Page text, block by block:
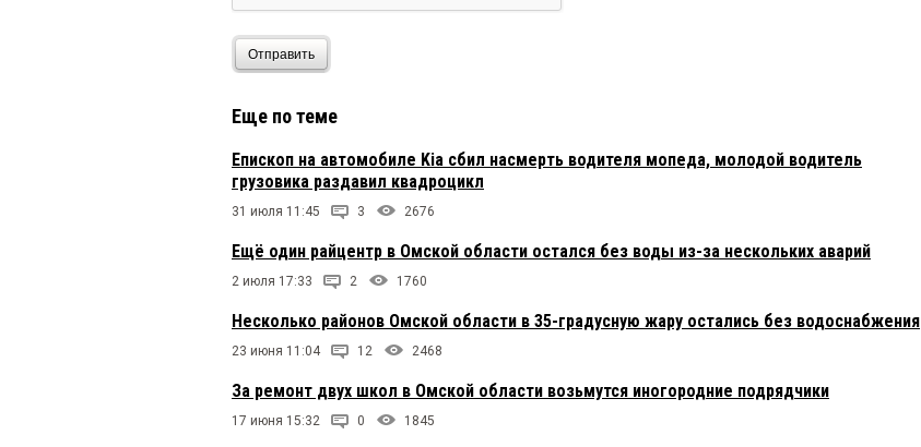
Отправить
Еще по теме
Епископ на автомобиле Kia сбил насмерть водителя мопеда, молодой водитель
грузовика раздавил квадроцикл
31 июля 11:45 3 2676
Ещё один райцентр в Омской области остался без воды из-за нескольких аварий
2 июля 17:33 2 1760
Несколько районов Омской области в 35-градусную жару остались без водоснабжения
23 июня 11:04 12 2468
За ремонт двух школ в Омской области возьмутся иногородние подрядчики
17 июня 15:32 0 1845